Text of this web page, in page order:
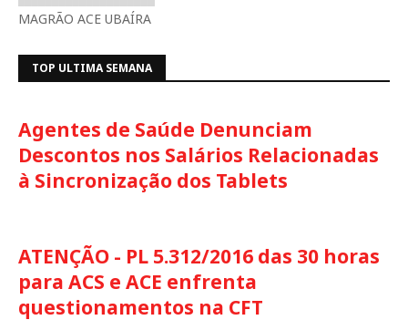
MAGRÃO ACE UBAÍRA
TOP ULTIMA SEMANA
Agentes de Saúde Denunciam
Descontos nos Salários Relacionadas
à Sincronização dos Tablets
ATENÇÃO - PL 5.312/2016 das 30 horas
para ACS e ACE enfrenta
questionamentos na CFT